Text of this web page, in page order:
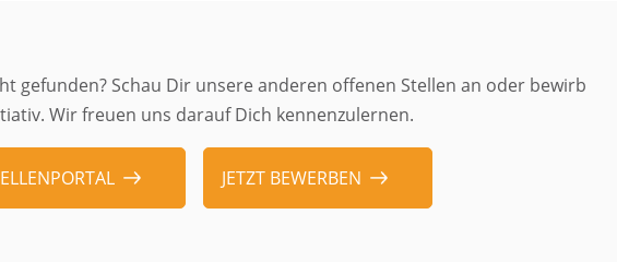
gefunden? Schau Dir unsere anderen offenen Stellen an oder bewirb
Wir freuen uns darauf Dich kennenzulernen.
JETZT BEWERBEN